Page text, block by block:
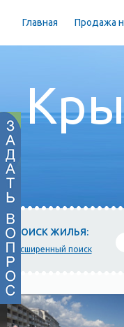
Главная Продажа
ПОИСК ЖИЛЬЯ:
расширенный поиск